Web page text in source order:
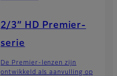
2/3” HD Premier-
serie
De Premier-lenzen zijn
ontwikkeld als aanvulling op